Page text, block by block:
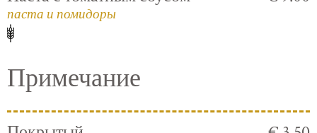
паста и помидоры
Примечание